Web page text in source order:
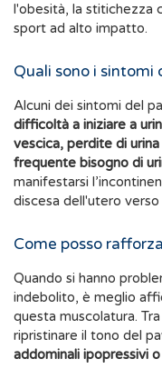
l'obesità, la stitichezza
sport ad alto impatto.
Quali sono i sintomi
Alcuni dei sintomi del
difficoltà a iniziare a
vescica, perdite di
frequente bisogno di
manifestarsi
discesa dell'utero
Come posso
Quando si hanno
indebolito, è meglio
questa muscolatura.
ripristinare il tono del
addominali ipopressivi